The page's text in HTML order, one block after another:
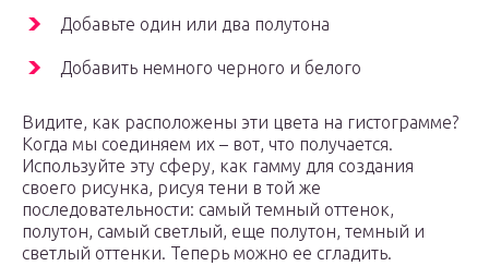
Добавьте один или два полутона
Добавить немного черного и белого
Видите, как расположены эти цвета на гистограмме?
Когда мы соединяем их – вот, что получается.
Используйте эту сферу, как гамму для создания
своего рисунка, рисуя тени в той же
последовательности: самый темный оттенок,
полутон, самый светлый, еще полутон, темный и
светлый оттенки. Теперь можно ее сгладить.